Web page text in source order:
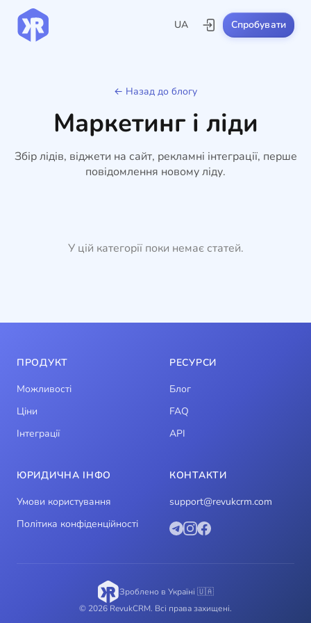
UA Спробувати
← Назад до блогу
Маркетинг і ліди
Збір лідів, віджети на сайт, рекламні інтеграції, перше
повідомлення новому ліду.
У цій категорії поки немає статей.
ПРОДУКТ
Можливості
Ціни
Інтеграції
РЕСУРСИ
Блог
FAQ
API
ЮРИДИЧНА ІНФО
Умови користування
Політика конфіденційності
КОНТАКТИ
support@revukcrm.com
Зроблено в Україні 🇺🇦
© 2026 RevukCRM. Всі права захищені.